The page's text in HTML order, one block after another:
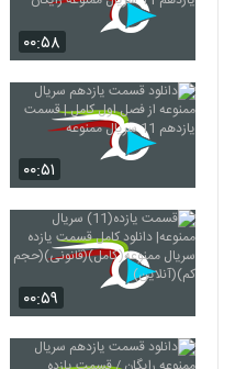
۰۰:۵۸
۰۰:۵۱
۰۰:۵۹